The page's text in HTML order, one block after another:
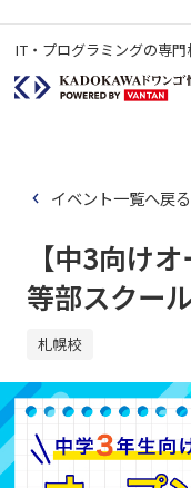
IT・プログラミングの専
イベント一覧へ戻る
【中3向け
等部スクー
札幌校